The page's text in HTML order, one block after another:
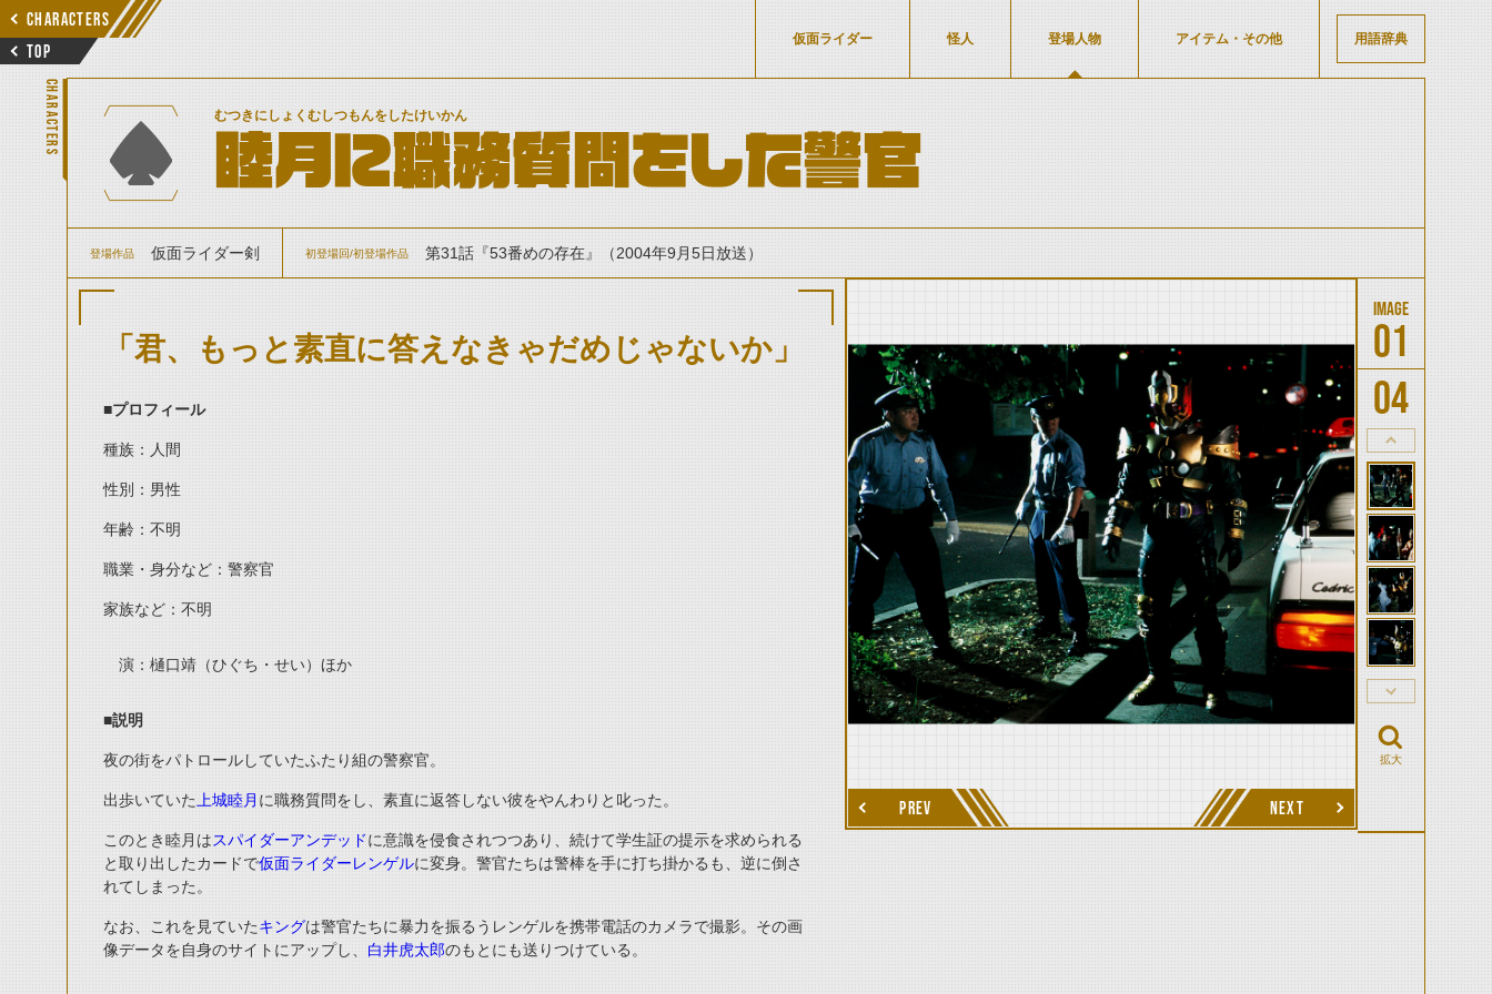
CHARACTERS
TOP
仮面ライダー 怪人 登場人物 アイテム・その他 用語辞典
CHARACTERS むつきにしょくむしつもんをしたけいかん
睦月に職務質問をした警官
登場作品 仮面ライダー剣 初登場回/初登場作品 第31話『53番めの存在』（2004年9月5日放送）
「君、もっと素直に答えなきゃだめじゃないか」
■プロフィール
種族：人間
性別：男性
年齢：不明
職業・身分など：警察官
家族など：不明
演：樋口靖（ひぐち・せい）ほか
■説明
夜の街をパトロールしていたふたり組の警察官。
出歩いていた 上城睦月 に職務質問をし、素直に返答しない彼をやんわりと叱った。
このとき睦月はスパイダーアンデッドに意識を侵食されつつあり、続けて学生証の提示を求められる
と取り出したカードで仮面ライダーレンゲルに変身。警官たちは警棒を手に打ち掛かるも、逆に倒さ
れてしまった。
なお、これを見ていたキングは警官たちに暴力を振るうレンゲルを携帯電話のカメラで撮影。その画
像データを自身のサイトにアップし、 白井虎太郎のもとにも送りつけている。
PREV NEXT
01
04
thumbnail Prev
thumbnail Next
拡大